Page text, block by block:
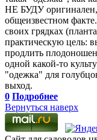
НЕ БУДУ оригинален,
общеизвестном
своих грядках
практическую цель:
продлить
одной какой-то
"одежка" для
выход.
0 Подробнее
Вернуться наверх